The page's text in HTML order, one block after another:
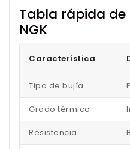
Tabla rápida
NGK
Característica
Tipo de bujía
Grado térmico
Resistencia